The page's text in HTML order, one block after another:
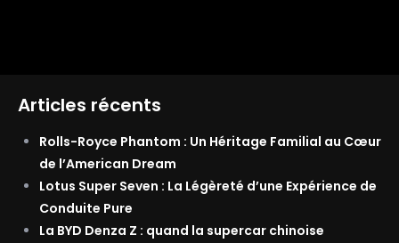
Articles récents
Rolls-Royce Phantom : Un Héritage Familial au Cœur
de l’American Dream
Lotus Super Seven : La Légèreté d’une Expérience de
Conduite Pure
La BYD Denza Z : quand la supercar chinoise